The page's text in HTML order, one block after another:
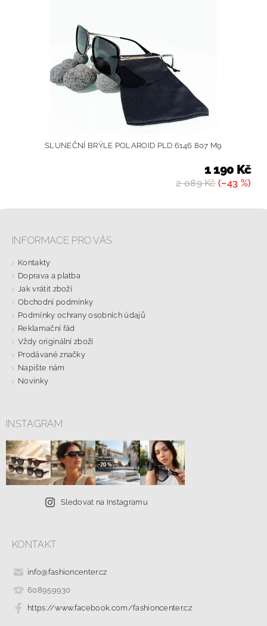
SLUNEČNÍ BRÝLE POLAROID PLD 6146 807 M9
2 089 Kč(–43 %)
1 190 Kč
INFORMACE PRO VÁS
Kontakty
Doprava a platba
Jak vrátit zboží
Obchodní podmínky
Podmínky ochrany osobních údajů
Reklamační řád
Vždy originální zboží
Prodávané značky
Napište nám
Novinky
INSTAGRAM
Sledovat na Instagramu
KONTAKT
info@fashioncenter.cz
608959930
https://www.facebook.com/fashioncenter.cz